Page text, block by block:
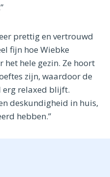
prettig en vertrouwd
fijn hoe Wiebke
het hele gezin. Ze hoort
zijn, waardoor de
erg relaxed blijft.
deskundigheid in huis,
hebben.”